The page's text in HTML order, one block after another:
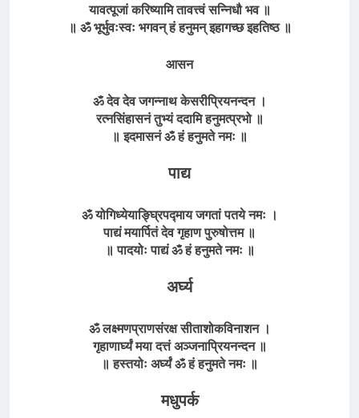
यावत्पूजां करिष्यामि तावत्त्वं सन्निधौ भव ॥
॥ ॐ भूर्भुवःस्वः भगवन् हं हनुमन् इहागच्छ इहतिष्ठ ॥
आसन
ॐ देव देव जगन्नाथ केसरीप्रियनन्दन ।
रत्नसिंहासनं तुभ्यं ददामि हनुमत्प्रभो ॥
॥ इदमासनं ॐ हं हनुमते नमः ॥
पाद्य
ॐ योगिध्येयाङ्घ्रिपद्माय जगतां पतये नमः ।
पाद्यं मयार्पितं देव गृहाण पुरुषोत्तम ॥
॥ पादयोः पाद्यं ॐ हं हनुमते नमः ॥
अर्घ्य
ॐ लक्ष्मणप्राणसंरक्ष सीताशोकविनाशन ।
गृहाणार्घ्यं मया दत्तं अञ्जनाप्रियनन्दन ॥
॥ हस्तयोः अर्घ्यं ॐ हं हनुमते नमः ॥
मधुपर्क